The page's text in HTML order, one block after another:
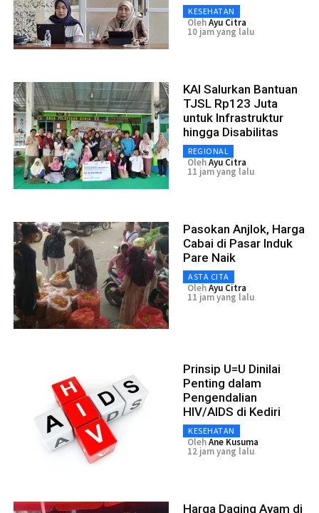
KESEHATAN
OlehAyu Citra
10 jam yang lalu
KAI Salurkan Bantuan
TJSL Rp123 Juta
untuk Infrastruktur
hingga Disabilitas
REGIONAL
OlehAyu Citra
11 jam yang lalu
Pasokan Anjlok, Harga
Cabai di Pasar Induk
Pare Naik
ASTA CITA
OlehAyu Citra
11 jam yang lalu
Prinsip U=U Dinilai
Penting dalam
Pengendalian
HIV/AIDS di Kediri
KESEHATAN
OlehAne Kusuma
12 jam yang lalu
Harga Daging Ayam di